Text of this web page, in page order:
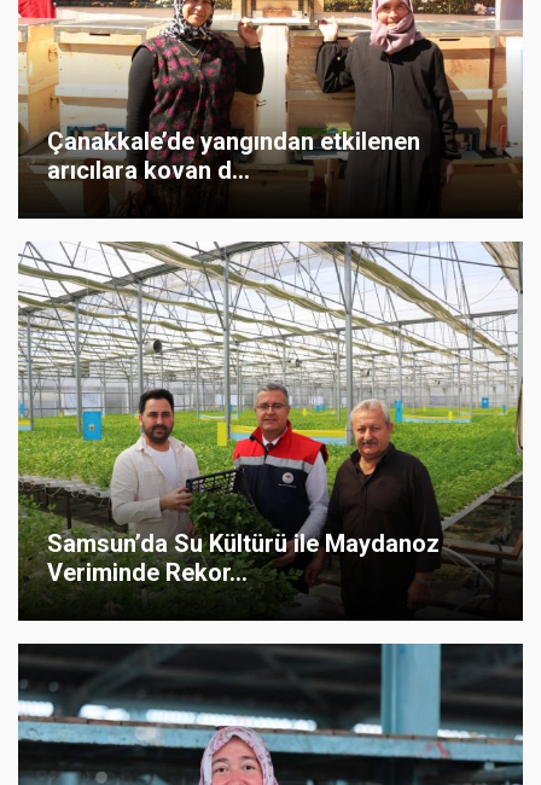
Çanakkale’de yangından etkilenen
arıcılara kovan d...
Samsun’da Su Kültürü ile Maydanoz
Veriminde Rekor...